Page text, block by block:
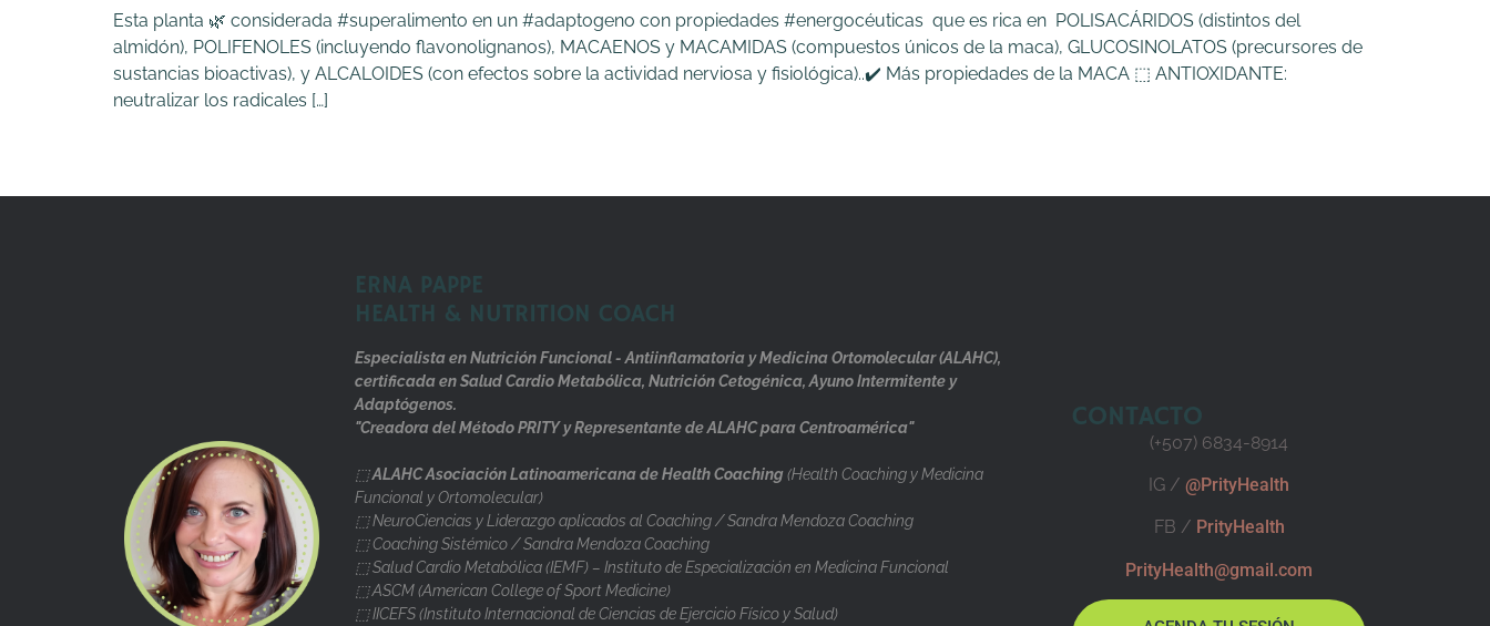
Esta planta 🌿 considerada #superalimento en un #adaptogeno con propiedades #energocéuticas que es rica en POLISACÁRIDOS (distintos del
almidón), POLIFENOLES (incluyendo flavonolignanos), MACAENOS y MACAMIDAS (compuestos únicos de la maca), GLUCOSINOLATOS (precursores de
sustancias bioactivas), y ALCALOIDES (con efectos sobre la actividad nerviosa y fisiológica)..✔️ Más propiedades de la MACA ⬚ ANTIOXIDANTE:
neutralizar los radicales […]
ERNA PAPPE
HEALTH & NUTRITION COACH
Especialista en Nutrición Funcional - Antiinflamatoria y Medicina Ortomolecular (ALAHC),
certificada en Salud Cardio Metabólica, Nutrición Cetogénica, Ayuno Intermitente y
Adaptógenos.
"Creadora del Método PRITY y Representante de ALAHC para Centroamérica"
⬚ALAHC Asociación Latinoamericana de Health Coaching(Health Coaching y Medicina
Funcional y Ortomolecular)
⬚ NeuroCiencias y Liderazgo aplicados al Coaching / Sandra Mendoza Coaching
⬚ Coaching Sistémico / Sandra Mendoza Coaching
⬚ Salud Cardio Metabólica (IEMF) – Instituto de Especialización en Medicina Funcional
⬚ ASCM (American College of Sport Medicine)
⬚ IICEFS (Instituto Internacional de Ciencias de Ejercicio Físico y Salud)
CONTACTO
(+507) 6834-8914
IG / @PrityHealth
FB / PrityHealth
PrityHealth@gmail.com